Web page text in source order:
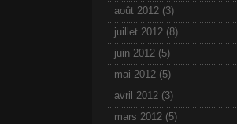
août 2012 (3)
juillet 2012 (8)
juin 2012 (5)
mai 2012 (5)
avril 2012 (3)
mars 2012 (5)